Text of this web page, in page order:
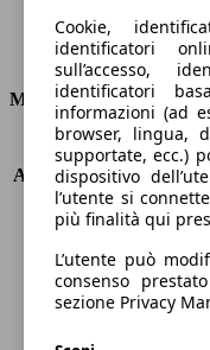
Consumi
Motore e Prestazioni
KW (PS)
Accelerazione (0-100
Velocità massima (km/
Numero di marce
Coppia
Cilindrata
Carburante
Cookie,
identificatori
sull’accesso,
identificatori
informazioni (ad
browser, lingua,
supportate, ecc.)
dispositivo
l’utente si
più finalità qui
L’utente può
consenso
sezione Privacy